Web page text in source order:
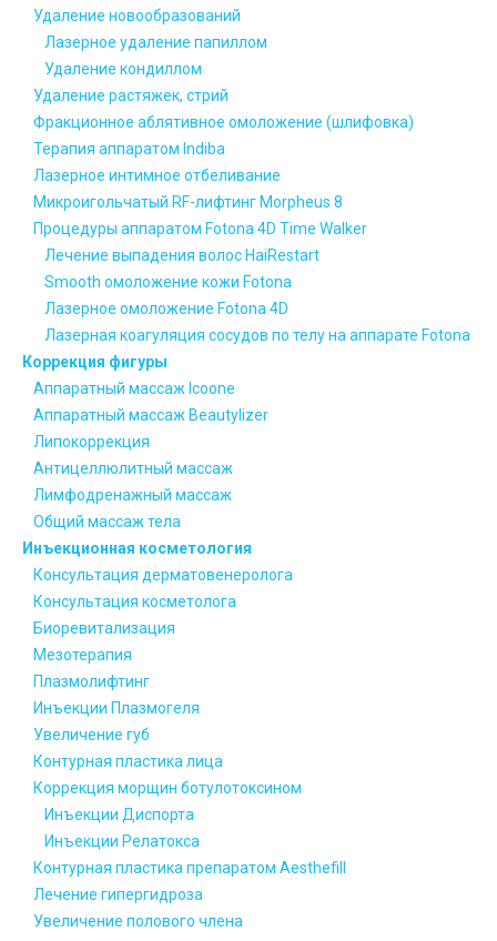
Удаление новообразований
Лазерное удаление папиллом
Удаление кондиллом
Удаление растяжек, стрий
Фракционное аблятивное омоложение (шлифовка)
Терапия аппаратом Indiba
Лазерное интимное отбеливание
Микроигольчатый RF-лифтинг Morpheus 8
Процедуры аппаратом Fotona 4D Time Walker
Лечение выпадения волос HaiRestart
Smooth омоложение кожи Fotona
Лазерное омоложение Fotona 4D
Лазерная коагуляция сосудов по телу на аппарате Fotona
Коррекция фигуры
Аппаратный массаж Icoone
Аппаратный массаж Beautylizer
Липокоррекция
Антицеллюлитный массаж
Лимфодренажный массаж
Общий массаж тела
Инъекционная косметология
Консультация дерматовенеролога
Консультация косметолога
Биоревитализация
Мезотерапия
Плазмолифтинг
Инъекции Плазмогеля
Увеличение губ
Контурная пластика лица
Коррекция морщин ботулотоксином
Инъекции Диспорта
Инъекции Релатокса
Контурная пластика препаратом Aesthefill
Лечение гипергидроза
Увеличение полового члена